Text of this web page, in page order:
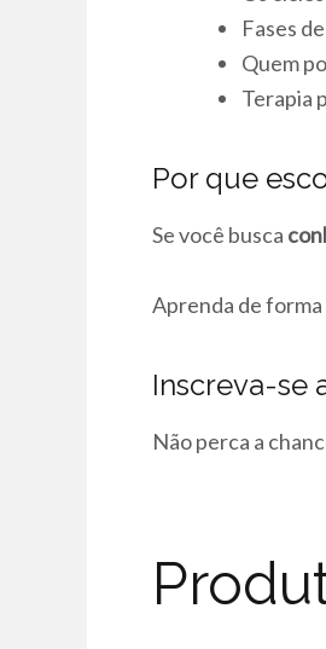
Fases
Quem
Terapia
Por que
Se você busca
Aprenda de
Inscreva-se
Não perca a